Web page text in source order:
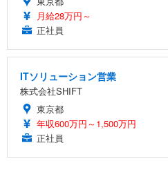
月給28万円～
正社員
ITソリューション営業
株式会社SHIFT
東京都
年収600万円～1,500万円
正社員